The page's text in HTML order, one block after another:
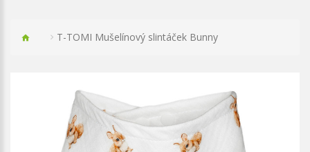
T-TOMI Mušelínový slintáček Bunny